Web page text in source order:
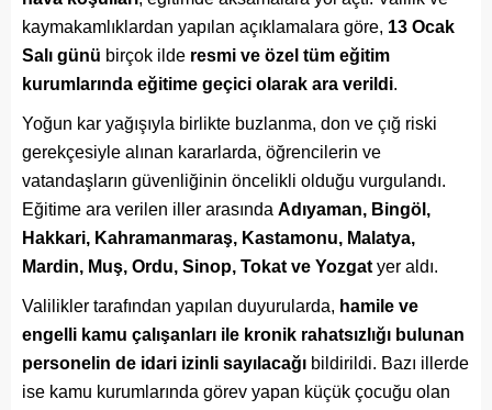
kaymakamlıklardan yapılan açıklamalara göre, 13 Ocak
Salı günü birçok ilde resmi ve özel tüm eğitim
kurumlarında eğitime geçici olarak ara verildi.
Yoğun kar yağışıyla birlikte buzlanma, don ve çığ riski
gerekçesiyle alınan kararlarda, öğrencilerin ve
vatandaşların güvenliğinin öncelikli olduğu vurgulandı.
Eğitime ara verilen iller arasında Adıyaman, Bingöl,
Hakkari, Kahramanmaraş, Kastamonu, Malatya,
Mardin, Muş, Ordu, Sinop, Tokat ve Yozgat yer aldı.
Valilikler tarafından yapılan duyurularda, hamile ve
engelli kamu çalışanları ile kronik rahatsızlığı bulunan
personelin de idari izinli sayılacağı bildirildi. Bazı illerde
ise kamu kurumlarında görev yapan küçük çocuğu olan